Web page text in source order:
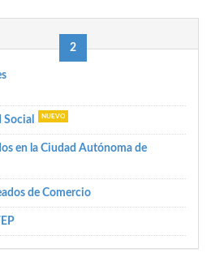
« 1 2(current)
3 6 87 »
Social
en la Ciudad Autónoma de
de Comercio